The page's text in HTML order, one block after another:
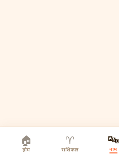
🏠
होम
♈
राशिफल
🔤
नाम